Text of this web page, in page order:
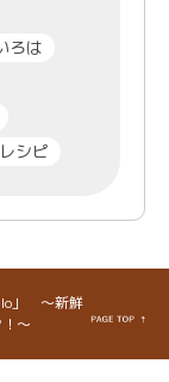
ろは
シピ
」 ～新鮮
～